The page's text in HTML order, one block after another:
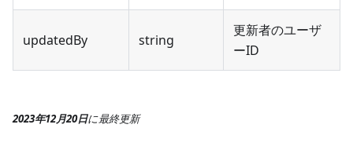
updatedBy string
更新者のユーザ
ーID
2023年12月20日に最終更新